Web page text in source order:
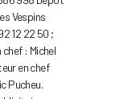
Vespins
12 22 50 ;
: Michel
en chef
Pucheu.